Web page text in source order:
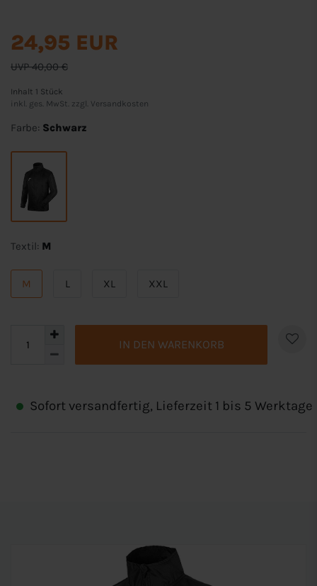
UVP 40,00 €
24,95 EUR
Inhalt 1 Stück
inkl. ges. MwSt. zzgl. Versandkosten
Farbe: Schwarz
Textil: M
M L XL XXL
IN DEN WARENKORB
Sofort versandfertig, Lieferzeit 1 bis 5 Werktage